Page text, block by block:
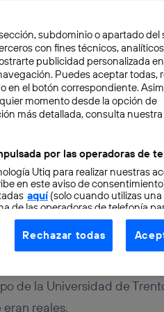
ha
de la Universidad de
reales.
subdominio o apartado del
con fines técnicos,
publicidad personalizada
Puedes aceptar todas,
en el botón correspondiente.
momento desde la opción de
más detallada, consulta nuestra
por las operadoras de
Utiq para realizar nuestras
en este aviso de
aquí(solo cuando utilizas una
de las operadoras de telefonía
web).
como prioridad
de la cuenta de cliente de
de teléfono móvil).
Rechazar todas